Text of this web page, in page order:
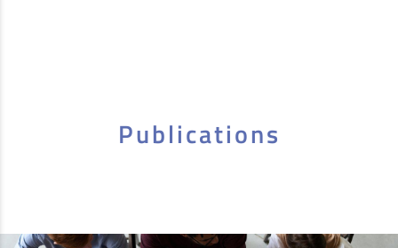
Publications